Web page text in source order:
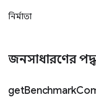
নির্মাতা
জনসাধারণের
getBenchmark